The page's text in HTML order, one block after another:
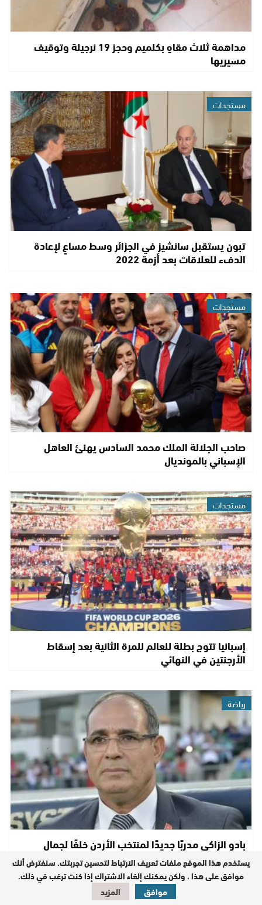
مداهمة ثلاث مقاهٍ بكلميم وحجز 19 نرجيلة وتوقيف
مسيريها
مستجدات
تبون يستقبل سانشيز في الجزائر وسط مساعٍ لإعادة
الدفء للعلاقات بعد أزمة 2022
مستجدات
صاحب الجلالة الملك محمد السادس يهنئ العاهل
الإسباني بالمونديال
مستجدات
إسبانيا تتوج بطلة للعالم للمرة الثانية بعد إسقاط
الأرجنتين في النهائي
رياضة
بادو الزاكي مدربًا جديدًا لمنتخب الأردن خلفًا لجمال
سلامي
يستخدم هذا الموقع ملفات تعريف الارتباط لتحسين تجربتك. سنفترض أنك
موافق على هذا ، ولكن يمكنك إلغاء الاشتراك إذا كنت ترغب في ذلك.
موافق
المزيد